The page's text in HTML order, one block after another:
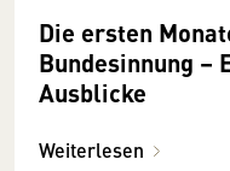
Die ersten
Bundesinnung –
Ausblicke
Weiterlesen